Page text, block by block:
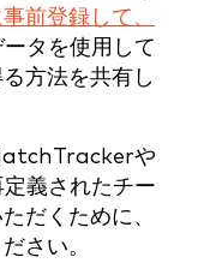
前登録して、
タを使用して
方法を共有し
や
義されたチー
だくために、
ださい。